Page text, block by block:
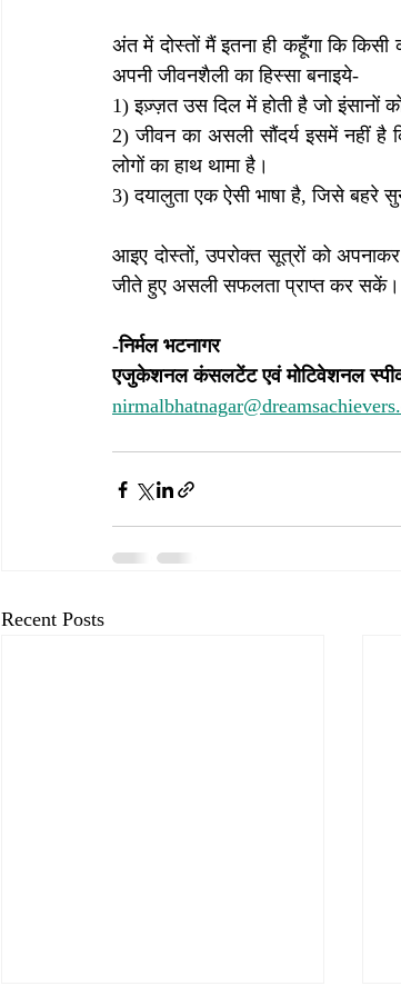
अंत में दोस्तों मैं इतना ही कहूँगा कि
अपनी जीवनशैली का हिस्सा बनाइये-
1) इज़्ज़त उस दिल में होती है जो इंसानों को
2) जीवन का असली सौंदर्य इसमें नहीं
लोगों का हाथ थामा है।
3) दयालुता एक ऐसी भाषा है, जिसे
आइए दोस्तों, उपरोक्त सूत्रों को
जीते हुए असली सफलता प्राप्त कर सकें।
-निर्मल भटनागर
एजुकेशनल कंसलटेंट एवं मोटिवेशनल
Recent Posts